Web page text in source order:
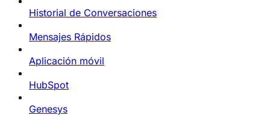
Historial de Conversaciones
Mensajes Rápidos
Aplicación móvil
HubSpot
Genesys